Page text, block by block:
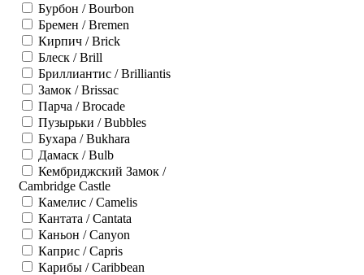
Бурбон / Bourbon
Бремен / Bremen
Кирпич / Brick
Блеск / Brill
Бриллиантис / Brilliantis
Замок / Brissac
Парча / Brocade
Пузырьки / Bubbles
Бухара / Bukhara
Дамаск / Bulb
Кембриджский Замок /
Cambridge Castle
Камелис / Camelis
Кантата / Cantata
Каньон / Canyon
Каприс / Capris
Карибы / Caribbean